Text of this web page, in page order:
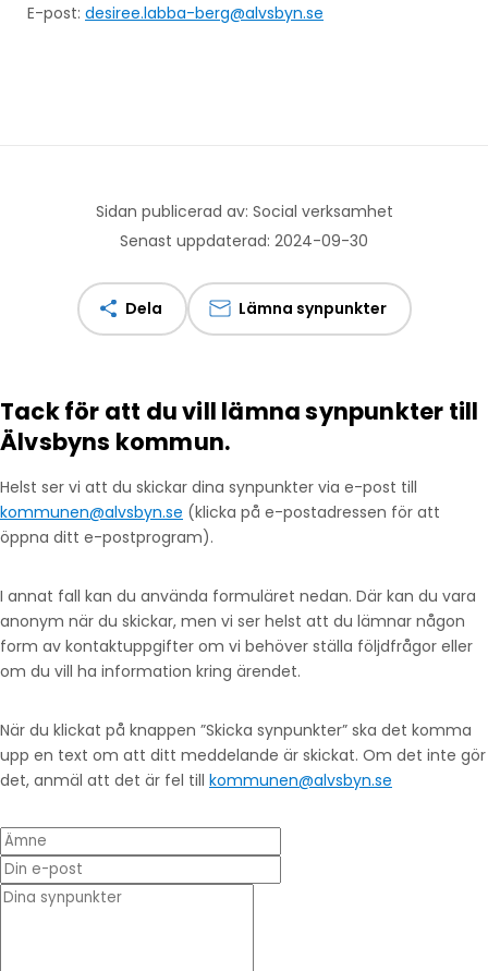
E-post: desiree.labba-berg@alvsbyn.se
Sidan publicerad av: Social verksamhet
Senast uppdaterad: 2024-09-30
Dela Lämna synpunkter
Tack för att du vill lämna synpunkter till
Älvsbyns kommun.
Helst ser vi att du skickar dina synpunkter via e-post till
kommunen@alvsbyn.se (klicka på e-postadressen för att
öppna ditt e-postprogram).
I annat fall kan du använda formuläret nedan. Där kan du vara
anonym när du skickar, men vi ser helst att du lämnar någon
form av kontaktuppgifter om vi behöver ställa följdfrågor eller
om du vill ha information kring ärendet.
När du klickat på knappen ”Skicka synpunkter” ska det komma
upp en text om att ditt meddelande är skickat. Om det inte gör
det, anmäl att det är fel till kommunen@alvsbyn.se
Ämne
Din e-post
* Dina synpunkter